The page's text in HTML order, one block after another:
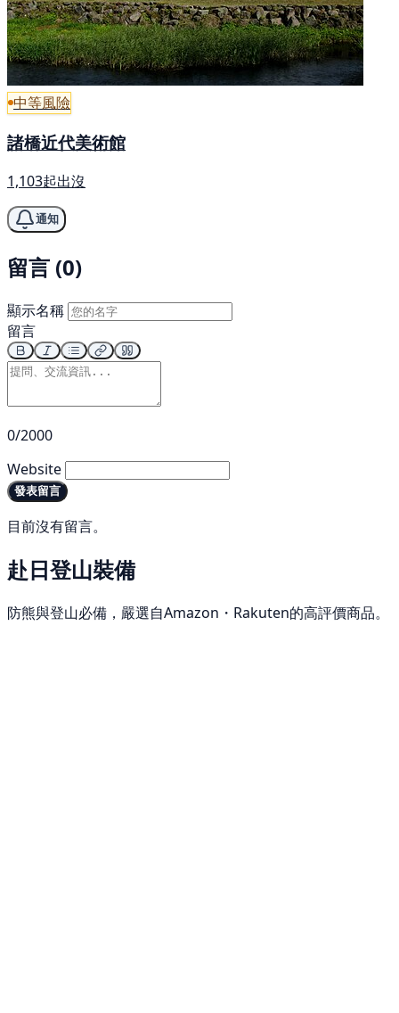
中等風險
諸橋近代美術館
1,103起出沒
通知
留言 (0)
顯示名稱
留言
0/2000
Website
發表留言
目前沒有留言。
赴日登山裝備
防熊與登山必備，嚴選自Amazon・Rakuten的高評價商品。